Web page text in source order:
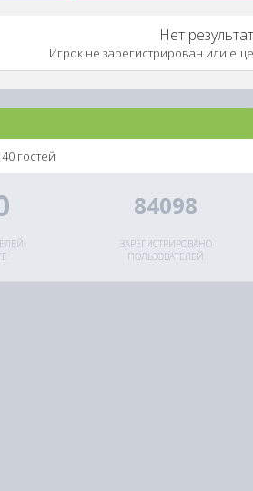
Нет
Игрок не зарегистрирован или
гостей
84098
ЗАРЕГИСТРИРОВАНО
ПОЛЬЗОВАТЕЛЕЙ